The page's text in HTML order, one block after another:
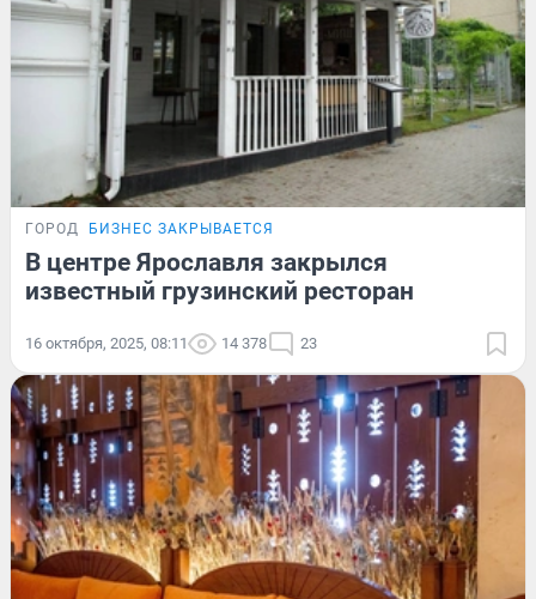
ГОРОД БИЗНЕС ЗАКРЫВАЕТСЯ
В центре Ярославля закрылся
известный грузинский ресторан
16 октября, 2025, 08:11 14 378 23